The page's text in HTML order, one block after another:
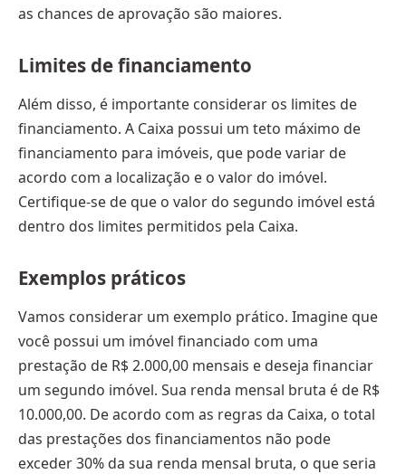
as chances de aprovação são maiores.
Limites de financiamento
Além disso, é importante considerar os limites de
financiamento. A Caixa possui um teto máximo de
financiamento para imóveis, que pode variar de
acordo com a localização e o valor do imóvel.
Certifique-se de que o valor do segundo imóvel está
dentro dos limites permitidos pela Caixa.
Exemplos práticos
Vamos considerar um exemplo prático. Imagine que
você possui um imóvel financiado com uma
prestação de R$ 2.000,00 mensais e deseja financiar
um segundo imóvel. Sua renda mensal bruta é de R$
10.000,00. De acordo com as regras da Caixa, o total
das prestações dos financiamentos não pode
exceder 30% da sua renda mensal bruta, o que seria